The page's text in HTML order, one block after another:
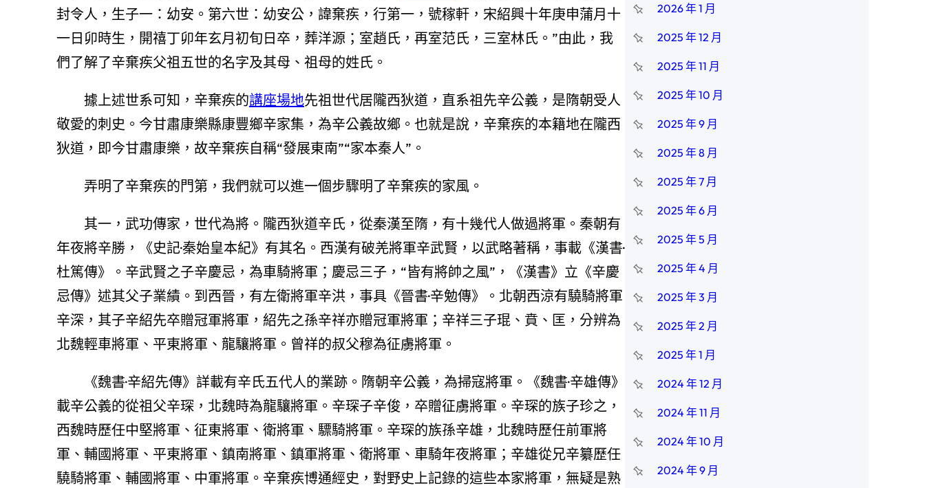
封令人，生子一：幼安。第六世：幼安公，諱棄疾，行第一，號稼軒，宋紹興十年庚申蒲月十
一日卯時生，開禧丁卯年玄月初旬日卒，葬洋源；室趙氏，再室范氏，三室林氏。”由此，我
們了解了辛棄疾父祖五世的名字及其母、祖母的姓氏。
據上述世系可知，辛棄疾的講座場地先祖世代居隴西狄道，直系祖先辛公義，是隋朝受人
敬愛的刺史。今甘肅康樂縣康豐鄉辛家集，為辛公義故鄉。也就是說，辛棄疾的本籍地在隴西
狄道，即今甘肅康樂，故辛棄疾自稱“發展東南”“家本秦人”。
弄明了辛棄疾的門第，我們就可以進一個步驟明了辛棄疾的家風。
其一，武功傳家，世代為將。隴西狄道辛氏，從秦漢至隋，有十幾代人做過將軍。秦朝有
年夜將辛勝，《史記·秦始皇本紀》有其名。西漢有破羌將軍辛武賢，以武略著稱，事載《漢書·
杜篤傳》。辛武賢之子辛慶忌，為車騎將軍；慶忌三子，“皆有將帥之風”，《漢書》立《辛慶
忌傳》述其父子業績。到西晉，有左衛將軍辛洪，事具《晉書·辛勉傳》。北朝西涼有驍騎將軍
辛深，其子辛紹先卒贈冠軍將軍，紹先之孫辛祥亦贈冠軍將軍；辛祥三子琨、賁、匡，分辨為
北魏輕車將軍、平東將軍、龍驤將軍。曾祥的叔父穆為征虜將軍。
《魏書·辛紹先傳》詳載有辛氏五代人的業跡。隋朝辛公義，為掃寇將軍。《魏書·辛雄傳》
載辛公義的從祖父辛琛，北魏時為龍驤將軍。辛琛子辛俊，卒贈征虜將軍。辛琛的族子珍之，
西魏時歷任中堅將軍、征東將軍、衛將軍、驃騎將軍。辛琛的族孫辛雄，北魏時歷任前軍將
軍、輔國將軍、平東將軍、鎮南將軍、鎮軍將軍、衛將軍、車騎年夜將軍；辛雄從兄辛纂歷任
驍騎將軍、輔國將軍、中軍將軍。辛棄疾博通經史，對野史上記錄的這些本家將軍，無疑是熟
2026 年 1 月
2025 年 12 月
2025 年 11 月
2025 年 10 月
2025 年 9 月
2025 年 8 月
2025 年 7 月
2025 年 6 月
2025 年 5 月
2025 年 4 月
2025 年 3 月
2025 年 2 月
2025 年 1 月
2024 年 12 月
2024 年 11 月
2024 年 10 月
2024 年 9 月